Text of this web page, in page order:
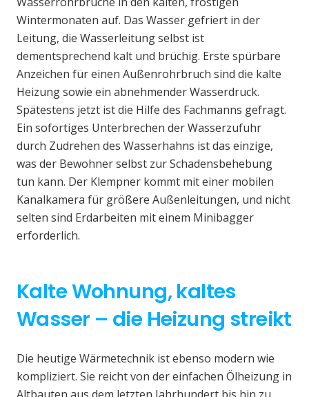
Wintermonaten auf. Das Wasser gefriert in der
Leitung, die Wasserleitung selbst ist
dementsprechend kalt und brüchig. Erste spürbare
Anzeichen für einen Außenrohrbruch sind die kalte
Heizung sowie ein abnehmender Wasserdruck.
Spätestens jetzt ist die Hilfe des Fachmanns gefragt.
Ein sofortiges Unterbrechen der Wasserzufuhr
durch Zudrehen des Wasserhahns ist das einzige,
was der Bewohner selbst zur Schadensbehebung
tun kann. Der Klempner kommt mit einer mobilen
Kanalkamera für größere Außenleitungen, und nicht
selten sind Erdarbeiten mit einem Minibagger
erforderlich.
Kalte Wohnung, kaltes
Wasser – die Heizung streikt
Die heutige Wärmetechnik ist ebenso modern wie
kompliziert. Sie reicht von der einfachen Ölheizung in